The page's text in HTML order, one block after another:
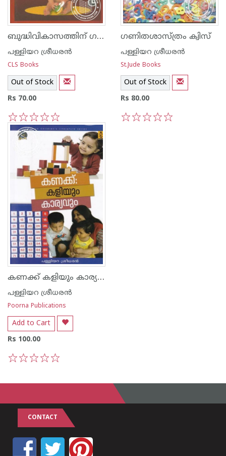
ബുദ്ധിവികാസത്തിന് ഗണിത പ്രശ്നങ്ങള്‍
പള്ളിയറ ശ്രീധര‌ന്‍
CLS Books
Out of Stock
Rs 70.00
5
4
3
2
1
ഗണിതശാസ്ത്രം ക്വിസ്
പള്ളിയറ ശ്രീധര‌ന്‍
St.Jude Books
Out of Stock
Rs 80.00
കണക്ക് കളിയും കാര്യവും
പള്ളിയറ ശ്രീധര‌ന്‍
Poorna Publications
Add to Cart
Rs 100.00
CONTACT